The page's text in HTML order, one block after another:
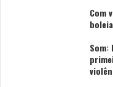
Com
Som: